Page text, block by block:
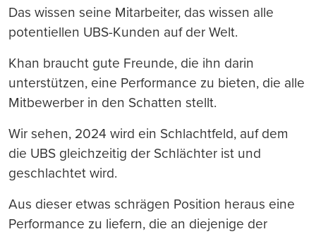
Das wissen seine Mitarbeiter, das wissen alle
potentiellen UBS-Kunden auf der Welt.
Khan braucht gute Freunde, die ihn darin
unterstützen, eine Performance zu bieten, die alle
Mitbewerber in den Schatten stellt.
Wir sehen, 2024 wird ein Schlachtfeld, auf dem
die UBS gleichzeitig der Schlächter ist und
geschlachtet wird.
Aus dieser etwas schrägen Position heraus eine
Performance zu liefern, die an diejenige der